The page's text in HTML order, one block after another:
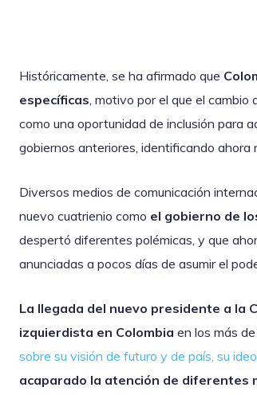
Históricamente, se ha afirmado que
específicas , motivo por el que el
como una oportunidad de inclusión para
gobiernos anteriores, identificando ahora
Diversos medios de comunicación
nuevo cuatrienio como el gobierno de
despertó diferentes polémicas, y que
anunciadas a pocos días de asumir el
La llegada del nuevo presidente a la
izquierdista en Colombia en los más
sobre su visión de futuro y de país, su
acaparado la atención de diferentes